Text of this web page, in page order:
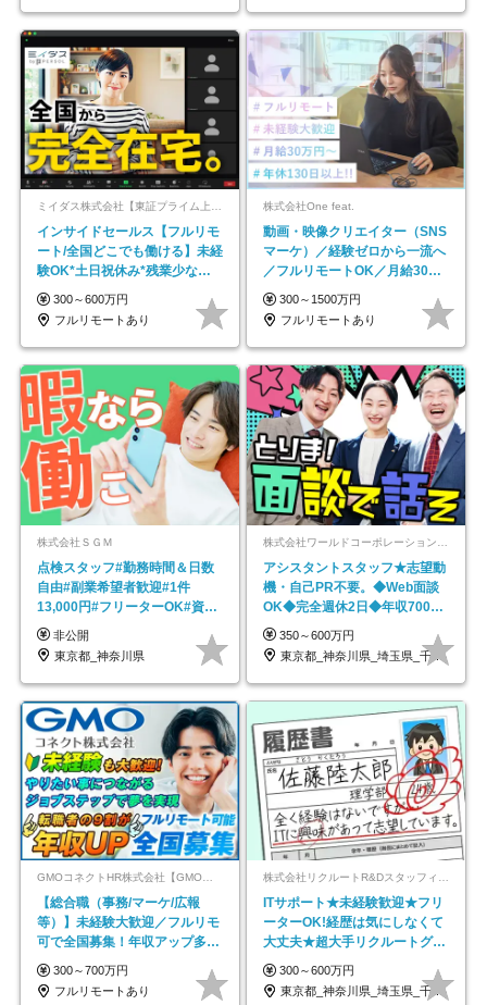
ミイダス株式会社【東証プライム上場パーソルグループ】
インサイドセールス【フルリモ
ート/全国どこでも働ける】未経
験OK*土日祝休み*残業少なめ*
在宅勤務手当あり
300～600万円
フルリモートあり
株式会社One feat.
動画・映像クリエイター（SNS
マーケ）／経験ゼロから一流へ
／フルリモートOK／月給30万
円～／年休130日以上
300～1500万円
フルリモートあり
株式会社ＳＧＭ
点検スタッフ#勤務時間＆日数
自由#副業希望者歓迎#1件
13,000円#フリーターOK#資格
スキル不要
非公開
東京都_神奈川県
アシスタントスタッフ★志望動
機・自己PR不要。◆Web面談
OK◆完全週休2日◆年収700万
円可/p13
350～600万円
東京都_神奈川県_埼玉県_千葉県_大阪府…
GMOコネクトHR株式会社【GMOインターネットグループ】
【総合職（事務/マーケ/広報
等）】未経験大歓迎／フルリモ
可で全国募集！年収アップ多数
★年休最大130日★
300～700万円
フルリモートあり
ITサポート★未経験歓迎★フリ
ーターOK!経歴は気にしなくて
大丈夫★超大手リクルートグル
ープの正社員/sg
300～600万円
東京都_神奈川県_埼玉県_千葉県_大阪府…